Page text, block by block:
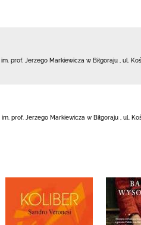
im. prof. Jerzego Markiewicza w Biłgoraju ul.
im. prof. Jerzego Markiewicza w Biłgoraju ul.